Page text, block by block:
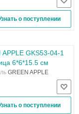
о поступлении
04-1
6*6*15.5 см
GREEN APPLE
о поступлении